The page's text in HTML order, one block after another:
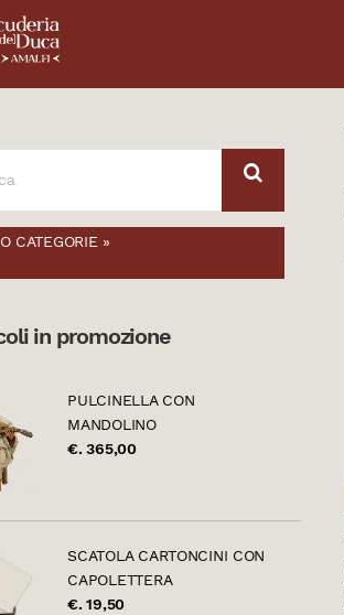
CATEGORIE »
in promozione
PULCINELLA CON
MANDOLINO
€. 365,00
SCATOLA CARTONCINI CON
CAPOLETTERA
€. 19,50